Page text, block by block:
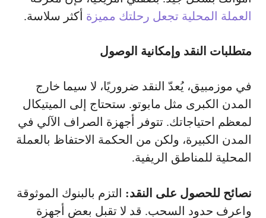
العملة المحلية تجعل رحلتك مميزة أكثر سلاسة.
متطلبات النقد وإمكانية الوصول
في موزمبيق، يُعدّ النقد ضروريًا، لا سيما خارج
المدن الكبرى مثل مابوتو. ستحتاج إلى الميتيكال
لمعظم احتياجاتك. تتوفر أجهزة الصراف الآلي في
المدن الكبيرة، ولكن من الحكمة الاحتفاظ بالعملة
المحلية للمناطق الريفية.
نصائح للحصول على النقد: التزم بالبنوك الموثوقة
واعرف حدود السحب. قد لا تقبل بعض أجهزة